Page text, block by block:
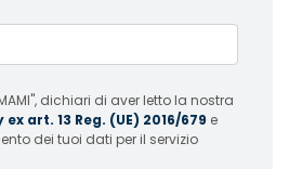
dichiari di aver letto la nostra
art. 13 Reg. (UE) 2016/679 e
dei tuoi dati per il servizio